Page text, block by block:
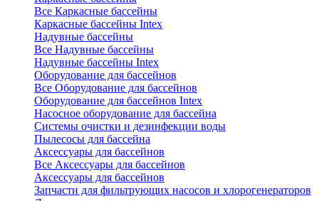
Все Каркасные бассейны
Каркасные бассейны Intex
Надувные бассейны
Все Надувные бассейны
Надувные бассейны Intex
Оборудование для бассейнов
Все Оборудование для бассейнов
Оборудование для бассейнов Intex
Насосное оборудование для бассейна
Системы очистки и дезинфекции воды
Пылесосы для бассейна
Аксессуары для бассейнов
Все Аксессуары для бассейнов
Аксессуары для бассейнов
Запчасти для фильтрующих насосов и хлорогенераторов